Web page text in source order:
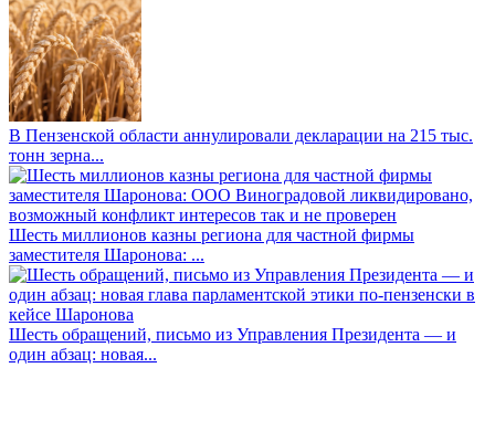
В Пензенской области аннулировали декларации на 215 тыс.
тонн зерна...
Шесть миллионов казны региона для частной фирмы
заместителя Шаронова: ...
Шесть обращений, письмо из Управления Президента — и
один абзац: новая...